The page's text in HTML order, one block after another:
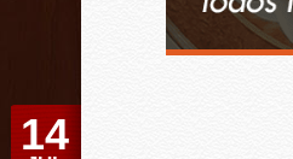
14